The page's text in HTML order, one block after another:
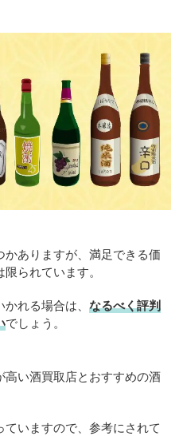
ありますが、満足できる価
られています。
れる場合は、 なるべく評判
でしょう。
高い酒買取店とおすすめの酒
いますので、参考にされて